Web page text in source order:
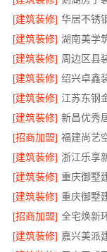
[建筑装修] 华居不锈
[建筑装修] 湖南美学
[建筑装修]
[建筑装修]
[建筑装修] 江苏东钢
[建筑装修]
[招商加盟]
[建筑装修]
[建筑装修]
[建筑装修] 重庆御墅
[招商加盟] 全宅焕新
[建筑装修] 嘉兴美派